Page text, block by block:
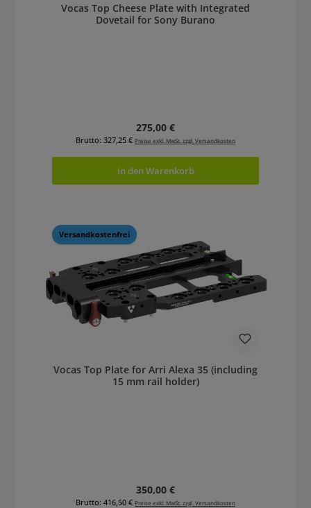
Vocas Top Cheese Plate with Integrated
Dovetail for Sony Burano
Regulärer Preis:
275,00 €
Brutto: 327,25 € Preise exkl. MwSt. zzgl. Versandkosten
In den Warenkorb
Versandkostenfrei
Vocas Top Plate for Arri Alexa 35 (including
15 mm rail holder)
Regulärer Preis:
350,00 €
Brutto: 416,50 € Preise exkl. MwSt. zzgl. Versandkosten